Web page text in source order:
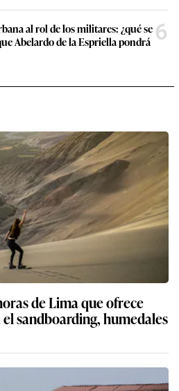
al rol de los militares: ¿qué se
Abelardo de la Espriella pondrá 6
de Lima que ofrece
sandboarding, humedales